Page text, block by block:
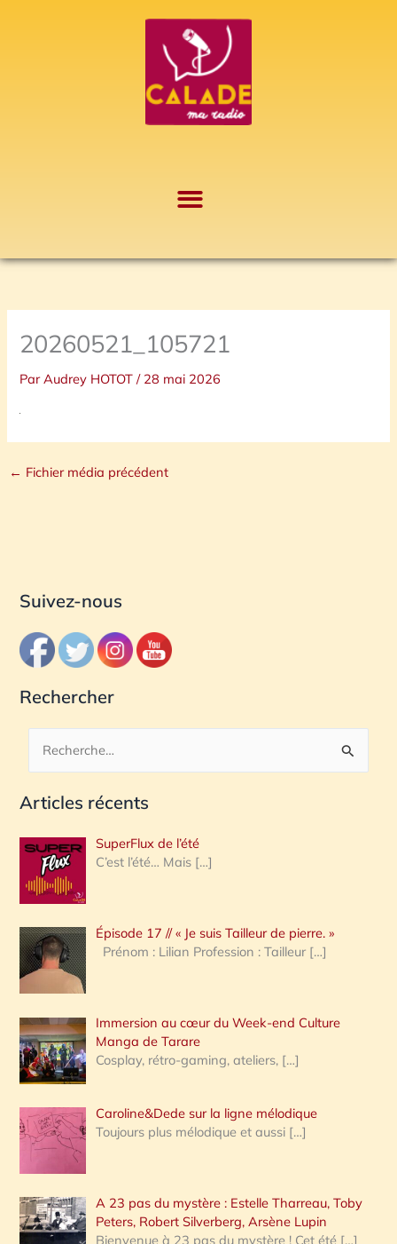
20260521_105721
ParAudrey HOTOT/ 28 mai 2026
← Fichier média précédent
Suivez-nous
Rechercher
c
e
r
c
h
e
:
Articles récents
SuperFlux de l’été
C’est l’été… Mais […]
Épisode 17 // « Je suis Tailleur de pierre. »
Prénom : Lilian Profession : Tailleur […]
Immersion au cœur du Week-end Culture
Manga de Tarare
Cosplay, rétro-gaming, ateliers, […]
Caroline&Dede sur la ligne mélodique
Toujours plus mélodique et aussi […]
A 23 pas du mystère : Estelle Tharreau, Toby
Peters, Robert Silverberg, Arsène Lupin
Bienvenue à 23 pas du mystère ! Cet été […]